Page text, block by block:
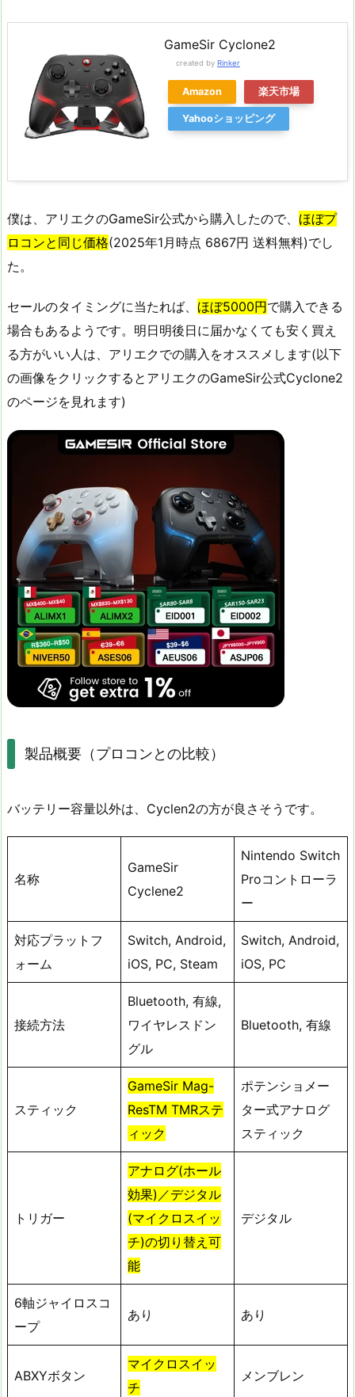
GameSir Cyclone2
created by Rinker
Amazon 楽天市場
Yahooショッピング
僕は、アリエクのGameSir公式から購入したので、 ほぼプ
ロコンと同じ価格(2025年1月時点 6867円 送料無料)でし
た。
セールのタイミングに当たれば、 ほぼ5000円で購入できる
場合もあるようです。明日明後日に届かなくても安く買え
る方がいい人は、アリエクでの購入をオススメします(以下
の画像をクリックするとアリエクのGameSir公式Cyclone2
のページを見れます)
製品概要（プロコンとの比較）
バッテリー容量以外は、Cyclen2の方が良さそうです。
名称
GameSir
Cyclene2
Nintendo Switch
Proコントローラ
ー
対応プラットフ
ォーム
Switch, Android,
iOS, PC, Steam
Switch, Android,
iOS, PC
接続方法
Bluetooth, 有線,
ワイヤレスドン
グル
Bluetooth, 有線
スティック
GameSir Mag-
ResTM TMRステ
ィック
ポテンショメー
ター式アナログ
スティック
トリガー
アナログ(ホール
効果)／デジタル
(マイクロスイッ
チ)の切り替え可
能
デジタル
6軸ジャイロスコ
ープ
あり あり
ABXYボタン
マイクロスイッ
チ
メンブレン